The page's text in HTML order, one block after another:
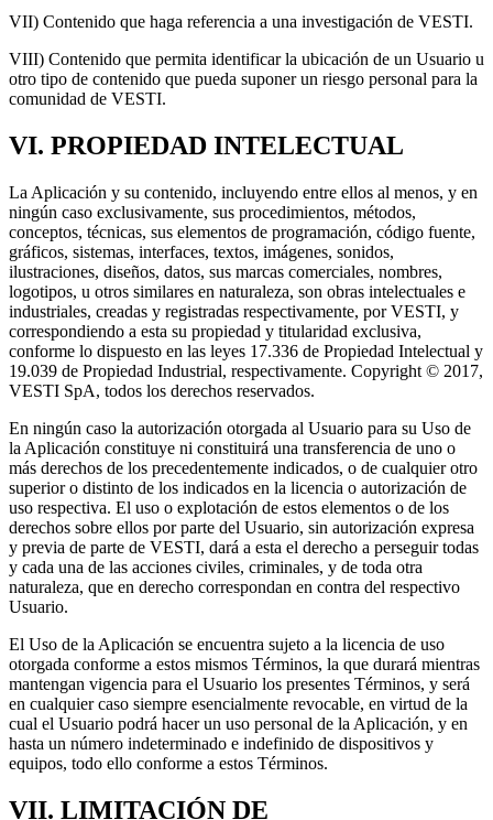
VII) Contenido que haga referencia a una investigación de VESTI.
VIII) Contenido que permita identificar la ubicación de un Usuario u
otro tipo de contenido que pueda suponer un riesgo personal para la
comunidad de VESTI.
VI. PROPIEDAD INTELECTUAL
La Aplicación y su contenido, incluyendo entre ellos al menos, y en
ningún caso exclusivamente, sus procedimientos, métodos,
conceptos, técnicas, sus elementos de programación, código fuente,
gráficos, sistemas, interfaces, textos, imágenes, sonidos,
ilustraciones, diseños, datos, sus marcas comerciales, nombres,
logotipos, u otros similares en naturaleza, son obras intelectuales e
industriales, creadas y registradas respectivamente, por VESTI, y
correspondiendo a esta su propiedad y titularidad exclusiva,
conforme lo dispuesto en las leyes 17.336 de Propiedad Intelectual y
19.039 de Propiedad Industrial, respectivamente. Copyright © 2017,
VESTI SpA, todos los derechos reservados.
En ningún caso la autorización otorgada al Usuario para su Uso de
la Aplicación constituye ni constituirá una transferencia de uno o
más derechos de los precedentemente indicados, o de cualquier otro
superior o distinto de los indicados en la licencia o autorización de
uso respectiva. El uso o explotación de estos elementos o de los
derechos sobre ellos por parte del Usuario, sin autorización expresa
y previa de parte de VESTI, dará a esta el derecho a perseguir todas
y cada una de las acciones civiles, criminales, y de toda otra
naturaleza, que en derecho correspondan en contra del respectivo
Usuario.
El Uso de la Aplicación se encuentra sujeto a la licencia de uso
otorgada conforme a estos mismos Términos, la que durará mientras
mantengan vigencia para el Usuario los presentes Términos, y será
en cualquier caso siempre esencialmente revocable, en virtud de la
cual el Usuario podrá hacer un uso personal de la Aplicación, y en
hasta un número indeterminado e indefinido de dispositivos y
equipos, todo ello conforme a estos Términos.
VII. LIMITACIÓN DE